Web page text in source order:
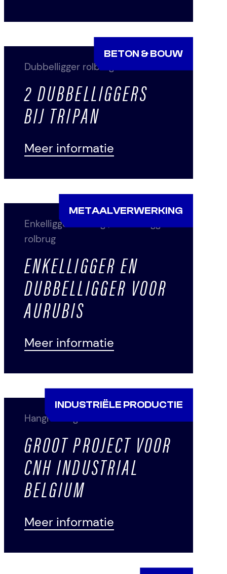
BETON & BOUW
Dubbelligger rolbrug
2 DUBBELLIGGERS
BIJ TRIPAN
Meer informatie
METAALVERWERKING
Enkelligger rolbrug/Dubbelligger
rolbrug
ENKELLIGGER EN
DUBBELLIGGER VOOR
AURUBIS
Meer informatie
INDUSTRIËLE PRODUCTIE
Hangrolbrug
GROOT PROJECT VOOR
CNH INDUSTRIAL
BELGIUM
Meer informatie